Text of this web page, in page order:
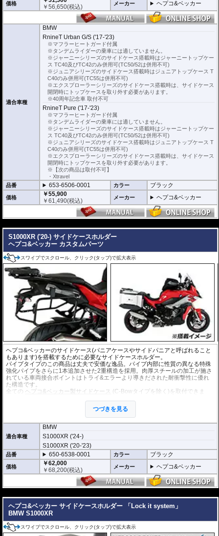
価格
￥56,650(税込) メーカー ヘプコ&ベッカー
適合車種
BMW
RnineT Urban G/S ('17-'23)
※マフラーヒートガード付属
※タンデムライダーの乗車には適していません。
※ジャーニーシリーズのサイドケース搭載時はジャーニートップケー
ス TC40及びTC42のみ併用可(TC50/52は併用不可)
※ジュニアシリーズのサイドケース搭載時はジュニアトップケース T
C40のみ併用可(TC55は併用不可)
※エクスプローラーシリーズのサイドケース搭載時は、サイドケース
開閉時にトップケースを取り外す必要があります。
※40周年記念車 取付不可
RnineT Pure ('17-'23)
※マフラーヒートガード付属
※タンデムライダーの乗車には適していません。
※ジャーニーシリーズのサイドケース搭載時はジャーニートップケー
ス TC40及びTC42のみ併用可(TC50/52は併用不可)
※ジュニアシリーズのサイドケース搭載時はジュニアトップケース T
C40のみ併用可(TC55は併用不可)
※エクスプローラーシリーズのサイドケース搭載時は、サイドケース
開閉時にトップケースを取り外す必要があります。
※【次の商品は取付不可】
・Xtravel
品番
653-6506-0001 カラー ブラック
価格
￥55,900
￥61,490(税込) メーカー ヘプコ&ベッカー
S1000XR ('20-) サイドケースホルダー
ヘプコ&ベッカー カスタムパーツ
スワイプでスクロール、クリック(タップ)で拡大表示
ヘプコ&ベッカーのサイドケース(パニアケースやサイドパニアと呼ばれること
もあります)を搭載するために必要なサイドケースホルダー。
パイプタイプのこの商品は丈夫で安価な逸品。パイプ内部に性質の異なる特殊
強化パイプをさらに1本追加させた2重構造を採用。肉厚スチールの加工が施さ
れている車両接合ポイントはトライ&エラーより導きだされた耐衝撃性に優れ
た構造です。
全ての ヘプコ&ベッカー製サイドケース (C-Bowタイプを除く)を取付できま
※こちらのサイドケースホルダーはLock it system機構は御座いません。
※ケースのラインナップはこちらからご確認ください
※サイドケースホルダー用アダプターはケースに付属しています。 詳細はこ
ちら
つづきを見る
適合車種
BMW
S1000XR ('24-)
S1000XR ('20-'23)
品番 650-6538-0001 カラー ブラック
価格
￥62,000
￥68,200(税込) メーカー ヘプコ&ベッカー
ヘプコ&ベッカー サイドケースホルダー 「Lock it system」
BMW S1000XR
スワイプでスクロール、クリック(タップ)で拡大表示